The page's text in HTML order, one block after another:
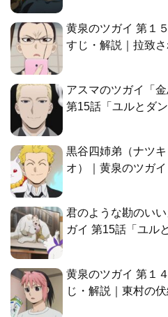
黄泉のツガイ 第１
すじ・解説｜拉致
アスマのツガイ「
第15話「ユルとダン
黒谷四姉弟（ナツ
オ）｜黄泉のツガ
君のような勘のい
ガイ 第15話「ユル
黄泉のツガイ 第１
じ・解説｜東村の